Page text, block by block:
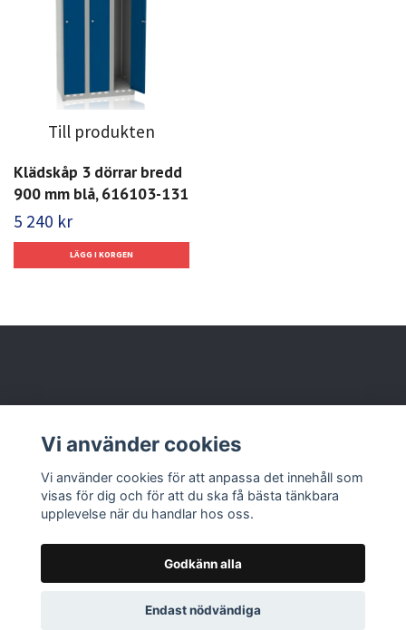
Till produkten
Klädskåp 3 dörrar bredd
900 mm blå, 616103-131
5 240 kr
Läs mer
© 2026 Nolbox AB
Vi använder cookies
Vi använder cookies för att anpassa det innehåll som
visas för dig och för att du ska få bästa tänkbara
upplevelse när du handlar hos oss.
Godkänn alla
Endast nödvändiga